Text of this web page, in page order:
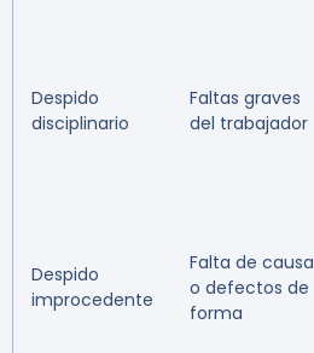
Despido
disciplinario
Faltas graves
del trabajador
Despido
improcedente
Falta de causa
o defectos de
forma